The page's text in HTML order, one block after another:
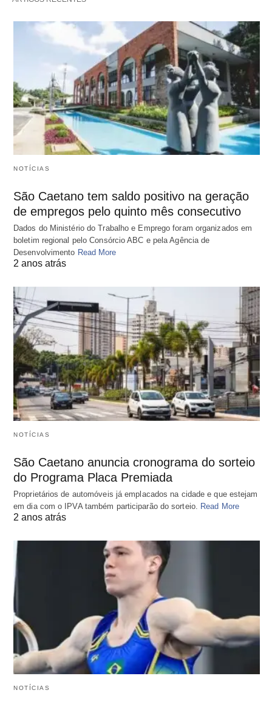
NOTÍCIAS
São Caetano tem saldo positivo na geração
de empregos pelo quinto mês consecutivo
Dados do Ministério do Trabalho e Emprego foram organizados em
boletim regional pelo Consórcio ABC e pela Agência de
Desenvolvimento Read More
2 anos atrás
NOTÍCIAS
São Caetano anuncia cronograma do sorteio
do Programa Placa Premiada
Proprietários de automóveis já emplacados na cidade e que estejam
em dia com o IPVA também participarão do sorteio. Read More
2 anos atrás
NOTÍCIAS